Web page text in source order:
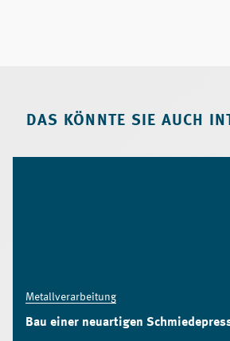
DAS KÖNNTE SIE AUCH
Metallverarbeitung
Bau einer neuartigen